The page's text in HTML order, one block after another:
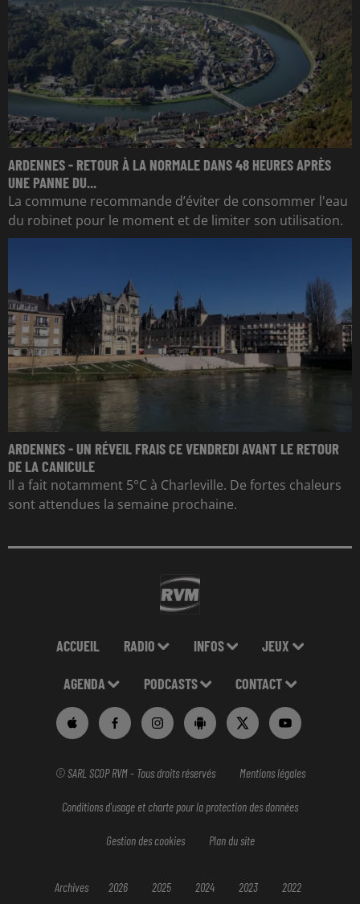
ARDENNES - RETOUR À LA NORMALE DANS 48 HEURES APRÈS
UNE PANNE DU...
La commune recommande d’éviter de consommer l'eau
du robinet pour le moment et de limiter son utilisation.
ARDENNES - UN RÉVEIL FRAIS CE VENDREDI AVANT LE RETOUR
DE LA CANICULE
Il a fait notamment 5°C à Charleville. De fortes chaleurs
sont attendues la semaine prochaine.
ACCUEIL RADIO INFOS JEUX
AGENDA PODCASTS CONTACT
© SARL SCOP RVM - Tous droits réservés Mentions légales
Conditions d'usage et charte pour la protection des données
Gestion des cookies Plan du site
Archives 2026 2025 2024 2023 2022